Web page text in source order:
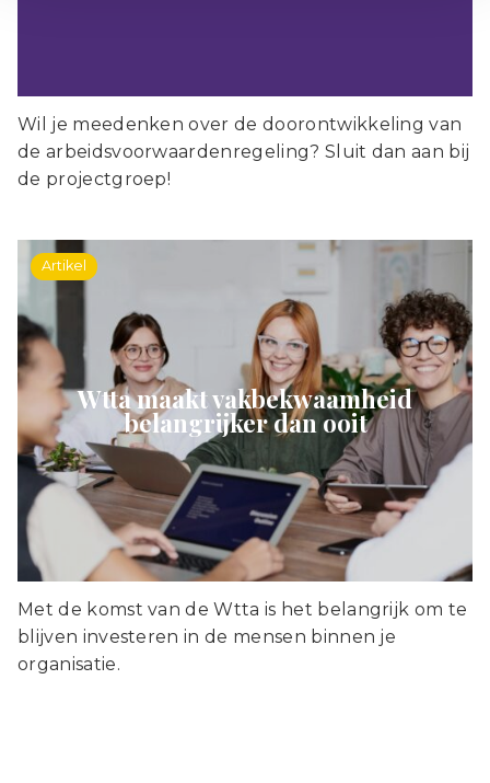
Wil je meedenken over de doorontwikkeling van
de arbeidsvoorwaardenregeling? Sluit dan aan bij
de projectgroep!
Artikel
Wtta maakt vakbekwaamheid
belangrijker dan ooit
Met de komst van de Wtta is het belangrijk om te
blijven investeren in de mensen binnen je
organisatie.